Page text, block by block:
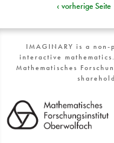
‹ vorherige Seite
IMAGINARY is a
interactive
Mathematisches